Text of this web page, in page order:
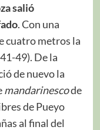
salió
. Con una
cuatro metros la
49). De la
de nuevo la
mandarinescode
de Pueyo
al final del